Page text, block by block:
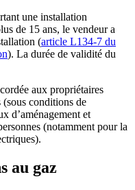
une installation
de 15 ans, le vendeur a
(article L134-7 du
). La durée de validité du
aux propriétaires
conditions de
d’aménagement et
(notamment pour la
au gaz